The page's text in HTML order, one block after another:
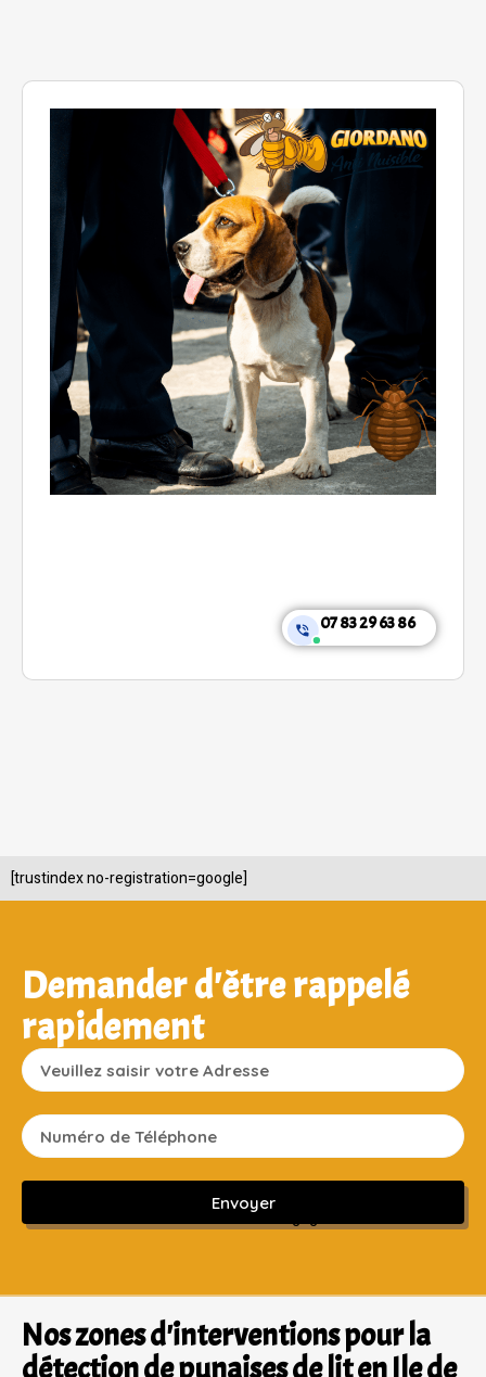
07 83 29 63 86
[trustindex no-registration=google]
Demander d'être rappelé
rapidement
Envoyer
Sans engagement ni frais cachés
Nos zones d'interventions pour la